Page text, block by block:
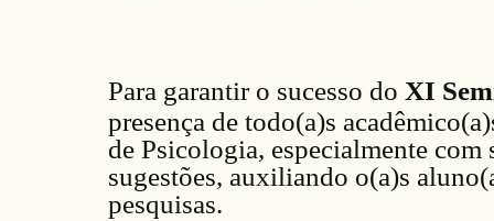
Para garantir o sucesso do XI
presença de todo(a)s
de Psicologia, especialmente com
sugestões, auxiliando o(a)s
pesquisas.